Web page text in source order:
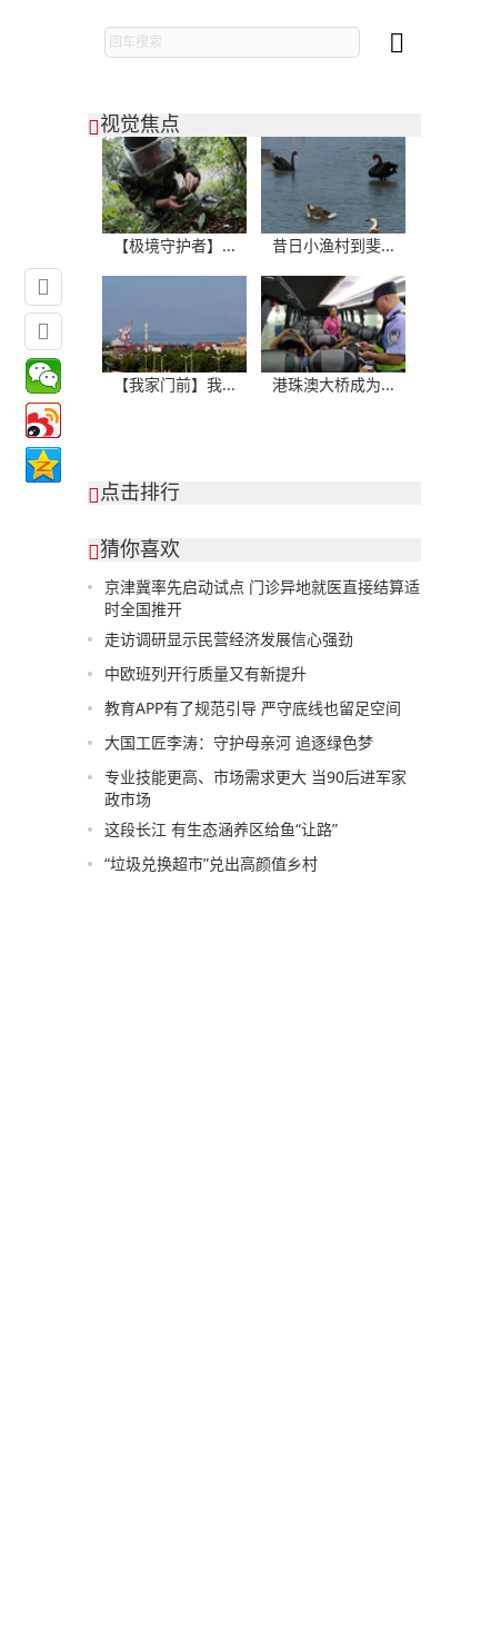



视觉焦点
【极境守护者】... 昔日小渔村到斐...
【我家门前】我... 港珠澳大桥成为...
点击排行
猜你喜欢
京津冀率先启动试点 门诊异地就医直接结算适
时全国推开
走访调研显示民营经济发展信心强劲
中欧班列开行质量又有新提升
教育APP有了规范引导 严守底线也留足空间
大国工匠李涛：守护母亲河 追逐绿色梦
专业技能更高、市场需求更大 当90后进军家
政市场
这段长江 有生态涵养区给鱼“让路”
“垃圾兑换超市”兑出高颜值乡村